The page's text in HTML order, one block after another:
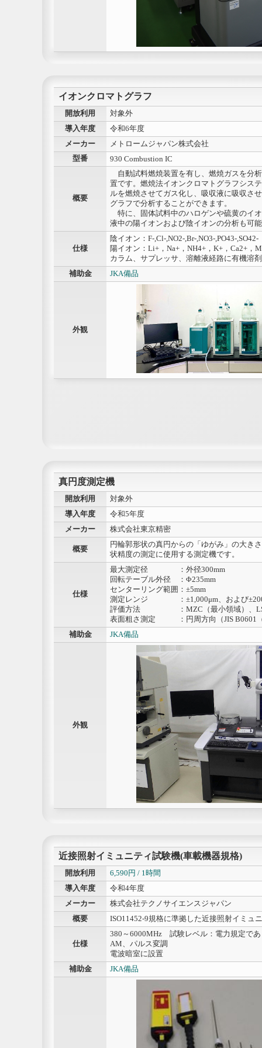
イオンクロマトグラフ
開放利用
対象外
導入年度
令和6年度
メーカー
メトロームジャパン株式会社
型番
930 Combustion IC
概要
自動試料燃焼装置を有し、燃焼ガスを分
置です。燃焼法イオンクロマトグラフシス
ルを燃焼させてガス化し、吸収液に吸収さ
グラフで分析することができます。
特に、固体試料中のハロゲンや硫黄のイ
液中の陽イオンおよび陰イオンの分析も可
仕様
陰イオン：F-,Cl-,NO2-,Br-,NO3-,PO43-,SO42-
陽イオン：Li+，Na+，NH4+，K+，Ca2+，
カラム、サプレッサ、溶離液経路に有機溶
補助金
JKA備品
外観
真円度測定機
開放利用
対象外
導入年度
令和5年度
メーカー
株式会社東京精密
概要
円輪郭形状の真円からの「ゆがみ」の大き
状精度の測定に使用する測定機です。
仕様
最大測定径 ：外径300mm
回転テーブル外径 ：Φ235mm
センターリング範囲：±5mm
測定レンジ ：±1,000μm、および
評価方法 ：MZC（最小領域）、LSC
表面粗さ測定 ：円周方向（JIS B0601（
補助金
JKA備品
外観
近接照射イミュニティ試験機(車載機器規格)
開放利用
6,590円 / 1時間
導入年度
令和4年度
メーカー
株式会社テクノサイエンスジャパン
概要
ISO11452-9規格に準拠した近接照射イミュ
仕様
380～6000MHz 試験レベル：電力規定で
AM、パルス変調
電波暗室に設置
補助金
JKA備品